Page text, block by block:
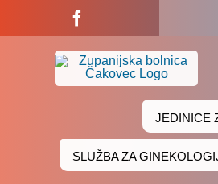
JEDINICE
SLUŽBA ZA